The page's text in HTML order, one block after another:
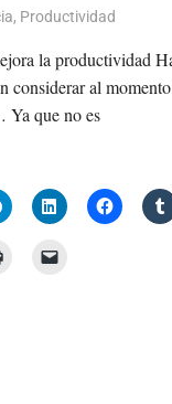
, Productividad
la productividad
considerar al
que no es